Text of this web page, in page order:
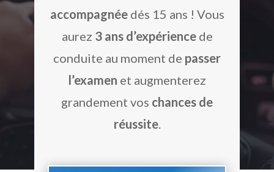
accompagnéedés 15 ans ! Vous
aurez 3 ans d’expériencede
conduite au moment de passer
l’examen et augmenterez
grandement vos chances de
réussite.